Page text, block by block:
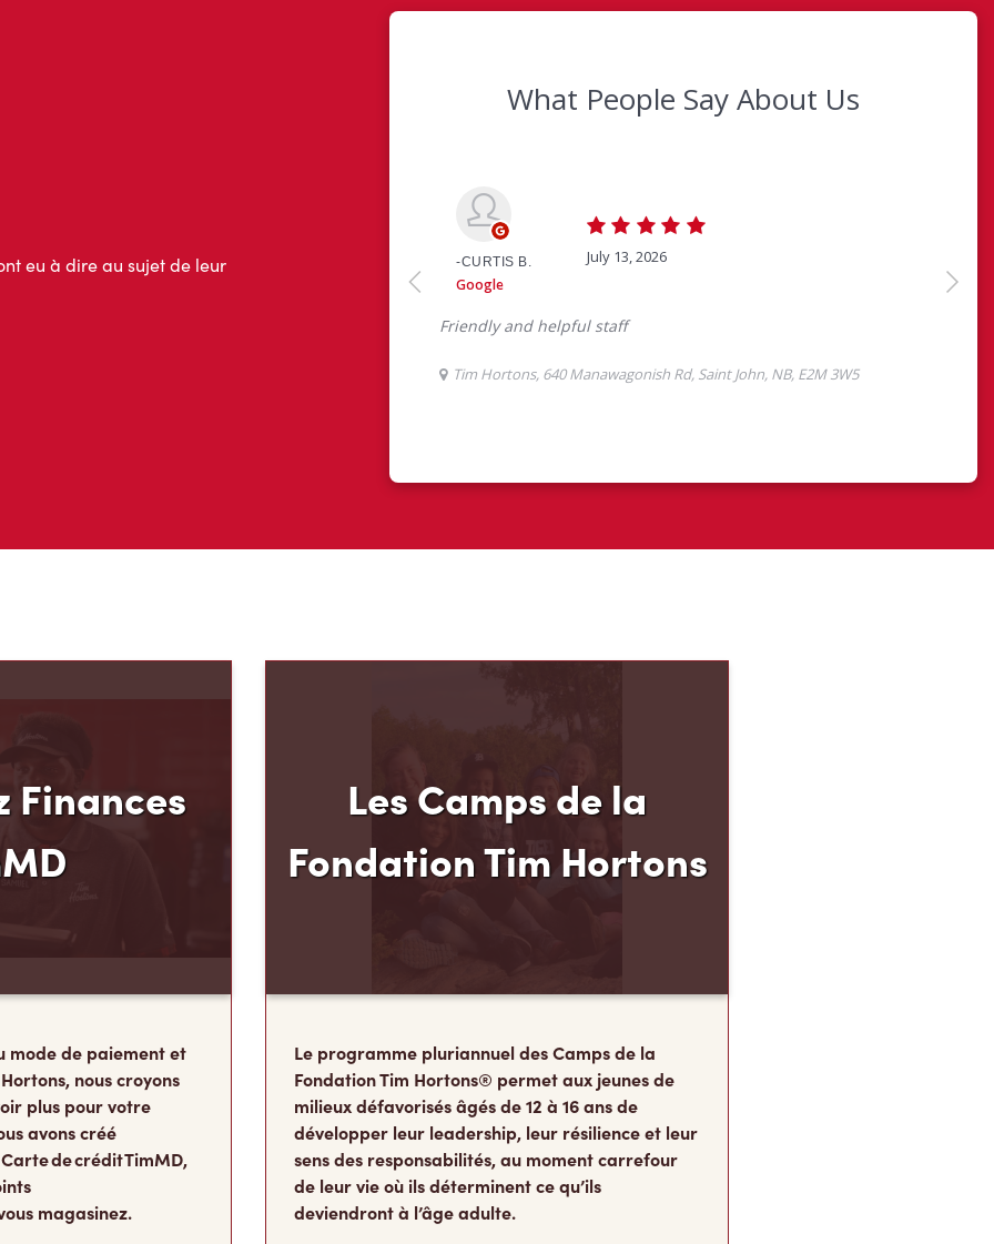
eu à dire au sujet de leur
Finances
mode de paiement et
nous croyons
plus pour votre
avons créé
de crédit TimMD,
magasinez.
Les Camps de la
Fondation Tim Hortons
Le programme pluriannuel des Camps de la
Fondation Tim Hortons® permet aux jeunes de
milieux défavorisés âgés de 12 à 16 ans de
développer leur leadership, leur résilience et leur
sens des responsabilités, au moment carrefour
de leur vie où ils déterminent ce qu’ils
deviendront à l’âge adulte.